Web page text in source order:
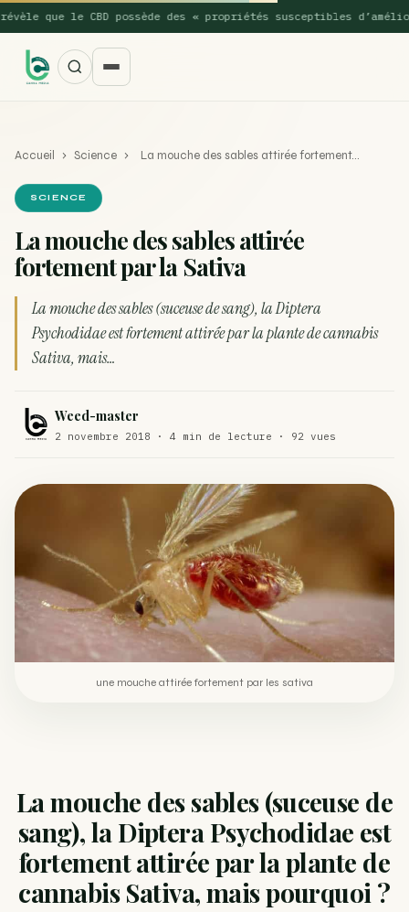
que le CBD possède des « propriétés susceptibles
SUGGESTIONS POPULAIRES
Une nouvelle étude montre que la vaporisation du
La recette du Space Cake
Comment éviter un joint de partir en cuillère
contre les maux de dos…
ACTU
Un fabricant polonais de textiles à base de chanvre
suscite une forte…
Accueil › Science › La mouche des sables attirée fortement…
SCIENCE
La mouche des sables attirée
fortement par la Sativa
La mouche des sables (suceuse de sang), la Diptera
Psychodidae est fortement attirée par la plante de cannabis
Sativa, mais…
Weed-master
2 novembre 2018 · 4 min de lecture · 92 vues
une mouche attirée fortement par les sativa
La mouche des sables (suceuse de
sang), la Diptera Psychodidae est
fortement attirée par la plante de
cannabis Sativa, mais pourquoi ?